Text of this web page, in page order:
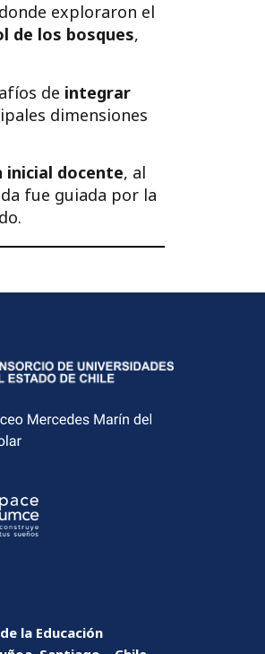
exploraron el
de los bosques,
de integrar
dimensiones
inicial docente, al
fue guiada por la
la Educación